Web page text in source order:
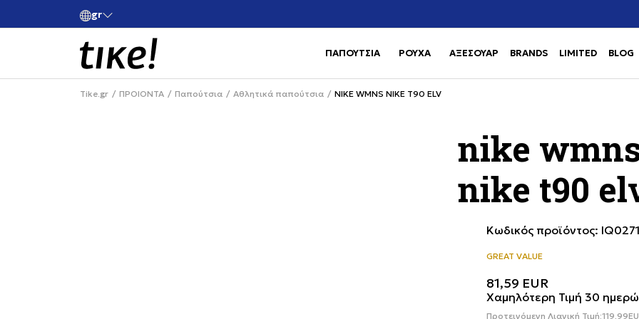
grΚάνε εγγραφή και κέρδισε -10% στην πρώτη σου αγορά
ΠΑΠΟΥΤΣΙΑ Use shift+Enter to open or close
ΡΟΥΧΑ Use shift+Enter to open or close
ΑΞΕΣΟΥΑΡ BRANDS LIMITED BLOG
Tike.gr ΠΡΟΙΟΝΤΑ Παπούτσια Αθλητικά παπούτσια NIKE WMNS NIKE T90 ELV
nike
nike t90
Κωδικός προϊόντος:
GREAT VALUE
81,59 EUR
Χαμηλότερη Τιμή 30
Προτεινόμενη Λιανική Τιμή:119,99